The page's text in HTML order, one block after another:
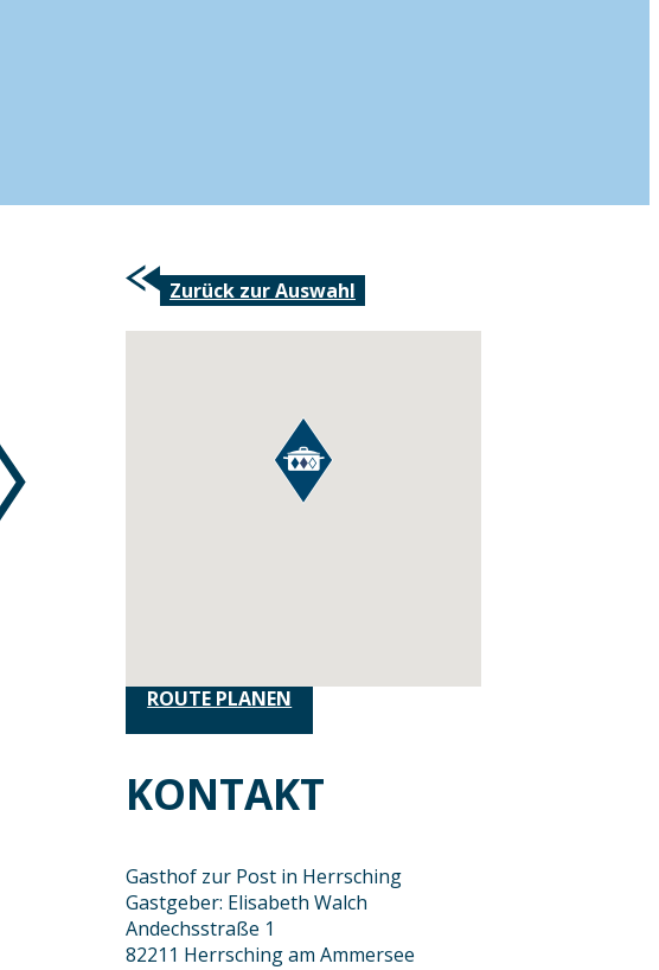
Zurück zur Auswahl
ROUTE PLANEN
KONTAKT
Gasthof zur Post in Herrsching
Gastgeber: Elisabeth Walch
Andechsstraße 1
82211 Herrsching am Ammersee